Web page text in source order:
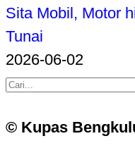
Sita Mobil, Motor
Tunai
2026-06-02
© Kupas